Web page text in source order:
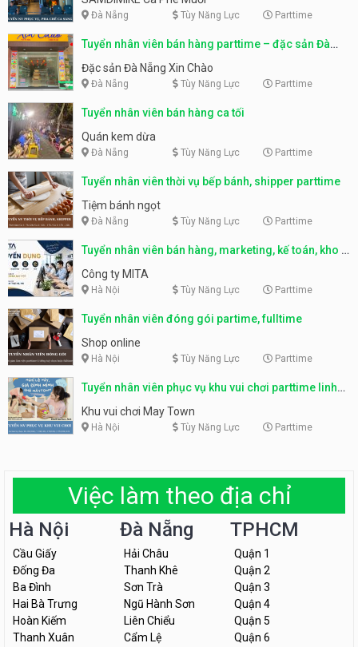
Đà Nẵng Tùy Năng Lực Parttime
Tuyển nhân viên bán hàng parttime – đặc sản Đà
Nẵng
Đặc sản Đà Nẵng Xin Chào
Đà Nẵng Tùy Năng Lực Parttime
Tuyển nhân viên bán hàng ca tối
Quán kem dừa
Đà Nẵng Tùy Năng Lực Parttime
Tuyển nhân viên thời vụ bếp bánh, shipper parttime
Tiệm bánh ngọt
Đà Nẵng Tùy Năng Lực Parttime
Tuyển nhân viên bán hàng, marketing, kế toán, kho –
parttime, fulltime
Công ty MITA
Hà Nội Tùy Năng Lực Parttime
Tuyển nhân viên đóng gói partime, fulltime
Shop online
Hà Nội Tùy Năng Lực Parttime
Tuyển nhân viên phục vụ khu vui chơi parttime linh
động
Khu vui chơi May Town
Hà Nội Tùy Năng Lực Parttime
Việc làm theo địa chỉ
Hà Nội
Cầu Giấy
Đống Đa
Ba Đình
Hai Bà Trưng
Hoàn Kiếm
Thanh Xuân
Đà Nẵng
Hải Châu
Thanh Khê
Sơn Trà
Ngũ Hành Sơn
Liên Chiểu
Cẩm Lệ
TPHCM
Quận 1
Quận 2
Quận 3
Quận 4
Quận 5
Quận 6